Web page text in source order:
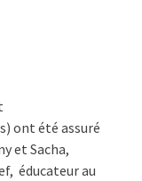
ont été assuré
et Sacha,
éducateur au